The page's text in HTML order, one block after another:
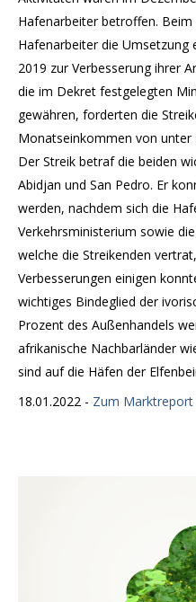
Hafenarbeiter betroffen.
Hafenarbeiter die Umsetzung
2019 zur Verbesserung ihrer
die im Dekret festgelegten
gewähren, forderten die
Monatseinkommen von unter
Der Streik betraf die beiden
Abidjan und San Pedro. Er
werden, nachdem sich die
Verkehrsministerium sowie
welche die Streikenden
Verbesserungen einigen
wichtiges Bindeglied der
Prozent des Außenhandels
afrikanische Nachbarländer
sind auf die Häfen der
18.01.2022 - Zum Marktreport